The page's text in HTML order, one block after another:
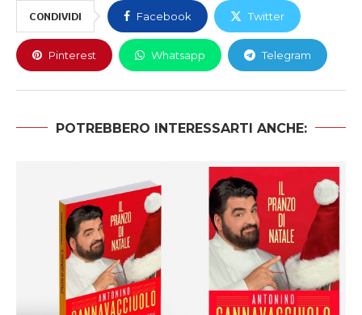
CONDIVIDI Facebook Twitter
Pinterest Whatsapp Telegram
POTREBBERO INTERESSARTI ANCHE: